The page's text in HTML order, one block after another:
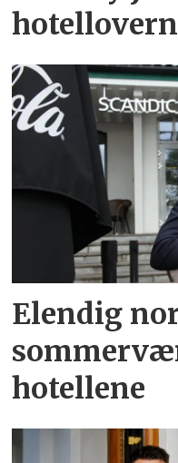
Elendig
hotellene